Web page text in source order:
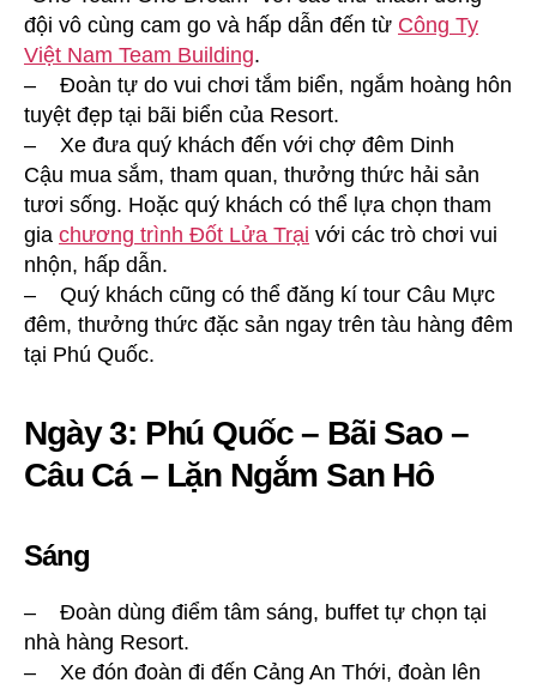
đội vô cùng cam go và hấp dẫn đến từ Công Ty
Việt Nam Team Building.
– Đoàn tự do vui chơi tắm biển, ngắm hoàng hôn
tuyệt đẹp tại bãi biển của Resort.
– Xe đưa quý khách đến với chợ đêm Dinh
Cậu mua sắm, tham quan, thưởng thức hải sản
tươi sống. Hoặc quý khách có thể lựa chọn tham
gia chương trình Đốt Lửa Trại với các trò chơi vui
nhộn, hấp dẫn.
– Quý khách cũng có thể đăng kí tour Câu Mực
đêm, thưởng thức đặc sản ngay trên tàu hàng đêm
tại Phú Quốc.
Ngày 3: Phú Quốc – Bãi Sao –
Câu Cá – Lặn Ngắm San Hô
Sáng
– Đoàn dùng điểm tâm sáng, buffet tự chọn tại
nhà hàng Resort.
– Xe đón đoàn đi đến Cảng An Thới, đoàn lên